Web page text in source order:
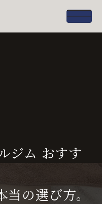
ジム おすす
の選び方。